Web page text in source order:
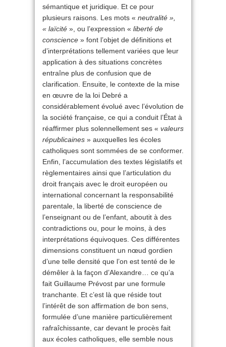
sémantique et juridique. Et ce pour
plusieurs raisons. Les mots « neutralité »,
« laïcité », ou l’expression « liberté de
conscience » font l’objet de définitions et
d’interprétations tellement variées que leur
application à des situations concrètes
entraîne plus de confusion que de
clarification. Ensuite, le contexte de la mise
en œuvre de la loi Debré a
considérablement évolué avec l’évolution de
la société française, ce qui a conduit l’État à
réaffirmer plus solennellement ses « valeurs
républicaines » auxquelles les écoles
catholiques sont sommées de se conformer.
Enfin, l’accumulation des textes législatifs et
règlementaires ainsi que l’articulation du
droit français avec le droit européen ou
international concernant la responsabilité
parentale, la liberté de conscience de
l’enseignant ou de l’enfant, aboutit à des
contradictions ou, pour le moins, à des
interprétations équivoques. Ces différentes
dimensions constituent un nœud gordien
d’une telle densité que l’on est tenté de le
démêler à la façon d’Alexandre… ce qu’a
fait Guillaume Prévost par une formule
tranchante. Et c’est là que réside tout
l’intérêt de son affirmation de bon sens,
formulée d’une manière particulièrement
rafraîchissante, car devant le procès fait
aux écoles catholiques, elle semble nous